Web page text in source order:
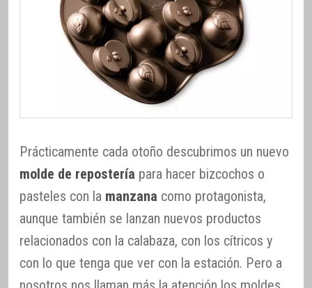
Prácticamente cada otoño descubrimos un nuevo
molde de repostería para hacer bizcochos o
pasteles con la manzana como protagonista,
aunque también se lanzan nuevos productos
relacionados con la calabaza, con los cítricos y
con lo que tenga que ver con la estación. Pero a